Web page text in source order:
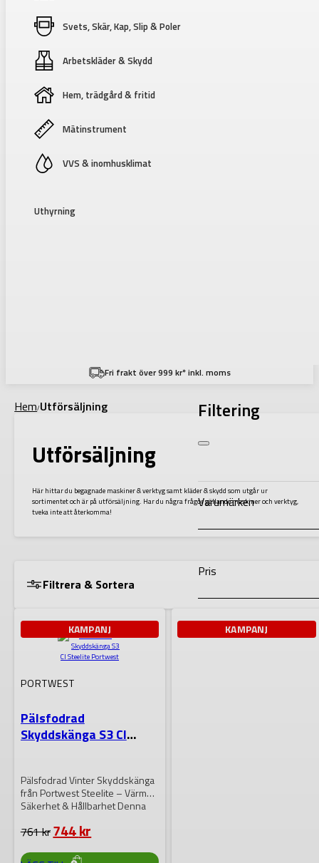
Svets, Skär, Kap, Slip & Poler
Arbetskläder & Skydd
Hem, trädgård & fritid
Mätinstrument
VVS & inomhusklimat
Uthyrning
Fri frakt över 999 kr* inkl. moms
Hem/Utförsäljning
Utförsäljning
Här hittar du begagnade maskiner & verktyg samt kläder & skydd som utgår ur
sortimentet och är på utförsäljning. Har du några frågor gällande maskiner och verktyg,
tveka inte att återkomma!
Filtrera & Sortera
Filtering
Varumärken
Pris
Lagerstatus
KAMPANJ
PORTWEST
Pälsfodrad
Skyddskänga S3 CI
Pälsfodrad Vinter Skyddskänga
från Portwest Steelite – Värme,
Säkerhet & Hållbarhet Denna
är…
761krDet
ursprungliga
priset
744kr
nuvarande
priset
DEN
KAMPANJ